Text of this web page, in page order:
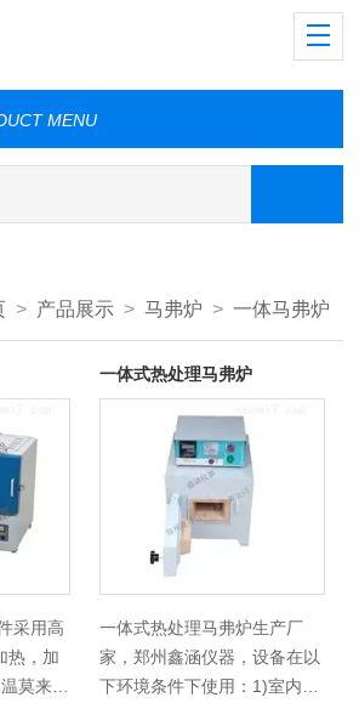
MENU
> 产品展示 >马弗炉 >一体马弗炉
采用高
热，加
莫来石
一体式热处理马弗炉
一体式热处理马弗炉生产厂
家，郑州鑫涵仪器，设备在以
下环境条件下使用：1)室内使